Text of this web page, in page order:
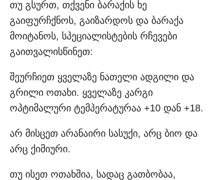
თუ გსურთ, თქვენი ბარაქის ხე
გაიფურჩქნოს, გაიზარდოს და ბარაქა
მოიტანოს, სპეციალისტების რჩევები
გაითვალისწინეთ:
შეურჩიეთ ყველაზე ნათელი ადგილი და
გრილი ოთახი. ყველაზე კარგი
ოპტიმალური ტემპერატურაა +10 დან +18.
არ მისცეთ არანაირი სასუქი, არც ბიო და
არც ქიმიური.
თუ ისეთ ოთახშია, სადაც გათბობაა,